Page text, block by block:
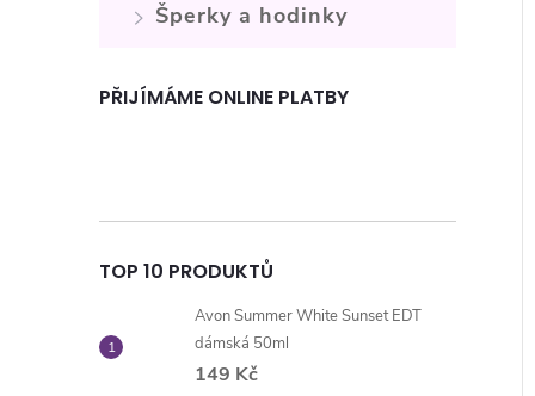
Šperky a hodinky
PŘIJÍMÁME ONLINE PLATBY
TOP 10 PRODUKTŮ
Avon Summer White Sunset EDT
dámská 50ml
149 Kč